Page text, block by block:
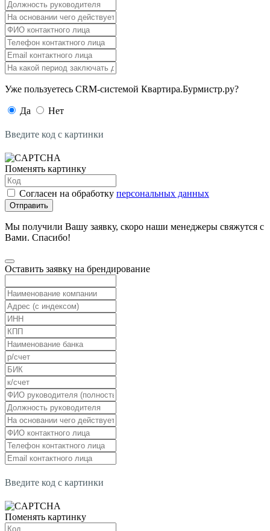
Уже пользуетесь CRM-системой Квартира.Бурмистр.ру?
Да Нет
Введите код с картинки
Поменять картинку
Согласен на обработку персональных данных
Отправить
Мы получили Вашу заявку, скоро наши менеджеры свяжутся с
Вами. Спасибо!
Оставить заявку на брендирование
Введите код с картинки
Поменять картинку